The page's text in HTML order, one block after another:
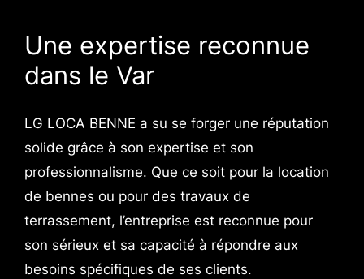
Une expertise reconnue
dans le Var
LG LOCA BENNE a su se forger une réputation
solide grâce à son expertise et son
professionnalisme. Que ce soit pour la location
de bennes ou pour des travaux de
terrassement, l’entreprise est reconnue pour
son sérieux et sa capacité à répondre aux
besoins spécifiques de ses clients.